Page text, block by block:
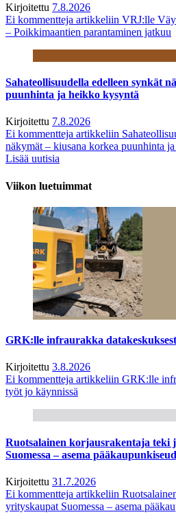
Kirjoitettu 7.8.2026
Ei kommentteja artikkeliin VRJ:lle
– Poikkimaantien parantaminen jatkuu
Sahateollisuudella edelleen synkät
puunhinta ja heikko kysyntä
Kirjoitettu 7.8.2026
Ei kommentteja artikkeliin
näkymät – kiusana korkea puunhinta
Lisää uutisia
Viikon luetuimmat
GRK:lle infraurakka
Kirjoitettu 3.8.2026
Ei kommentteja artikkeliin GRK:lle
työt jo käynnissä
Ruotsalainen korjausrakentaja teki
Suomessa – asema
Kirjoitettu 31.7.2026
Ei kommentteja artikkeliin
yrityskaupat Suomessa – asema